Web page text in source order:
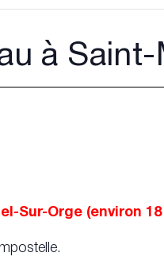
à
Sur-Orge (environ 18